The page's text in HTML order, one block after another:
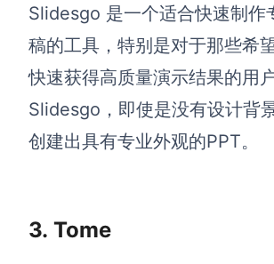
Slidesgo 是一个适合快速制作
稿的工具，特别是对于那些希
快速获得高质量演示结果的用
Slidesgo，即使是没有设计背
创建出具有专业外观的PPT。
3. Tome